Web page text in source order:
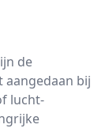
de
bij
lucht-